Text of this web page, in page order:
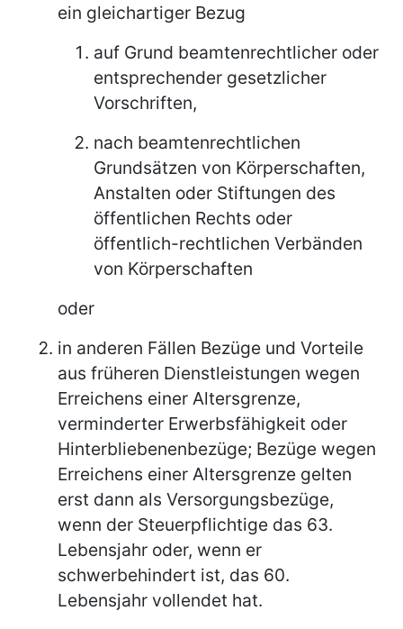
ein gleichartiger Bezug
auf Grund beamtenrechtlicher oder
entsprechender gesetzlicher
Vorschriften,
nach beamtenrechtlichen
Grundsätzen von Körperschaften,
Anstalten oder Stiftungen des
öffentlichen Rechts oder
öffentlich-rechtlichen Verbänden
von Körperschaften
oder
in anderen Fällen Bezüge und Vorteile
aus früheren Dienstleistungen wegen
Erreichens einer Altersgrenze,
verminderter Erwerbsfähigkeit oder
Hinterbliebenenbezüge; Bezüge wegen
Erreichens einer Altersgrenze gelten
erst dann als Versorgungsbezüge,
wenn der Steuerpflichtige das 63.
Lebensjahr oder, wenn er
schwerbehindert ist, das 60.
Lebensjahr vollendet hat.